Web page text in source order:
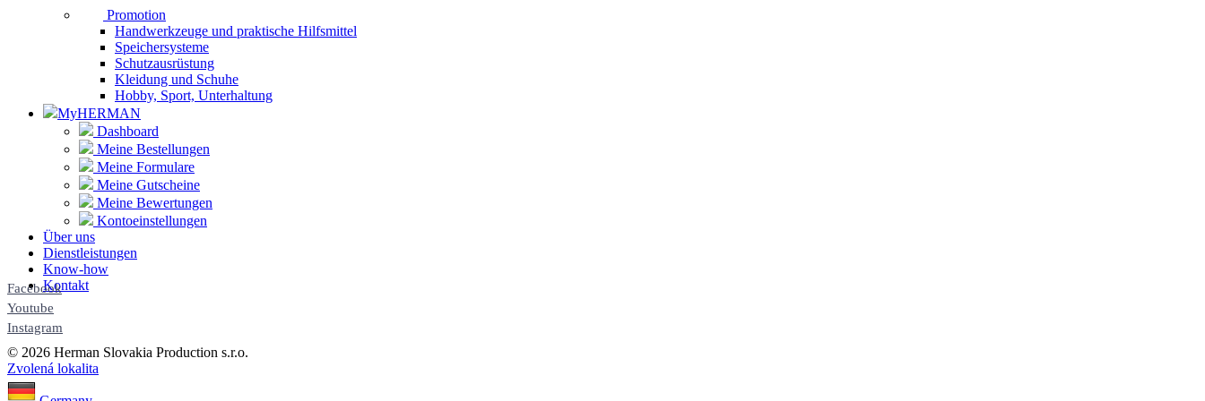
Promotion
Handwerkzeuge und praktische Hilfsmittel
Speichersysteme
Schutzausrüstung
Kleidung und Schuhe
Hobby, Sport, Unterhaltung
MyHERMAN
Dashboard
Meine Bestellungen
Meine Formulare
Meine Gutscheine
Meine Bewertungen
Kontoeinstellungen
Über uns
Dienstleistungen
Know-how
Kontakt
Facebook
Youtube
Instagram
© 2026 Herman Slovakia Production s.r.o.
Zvolená lokalita